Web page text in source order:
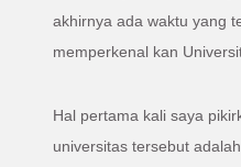
akhirnya ada waktu yang
memperkenal kan
Hal pertama kali saya
universitas tersebut